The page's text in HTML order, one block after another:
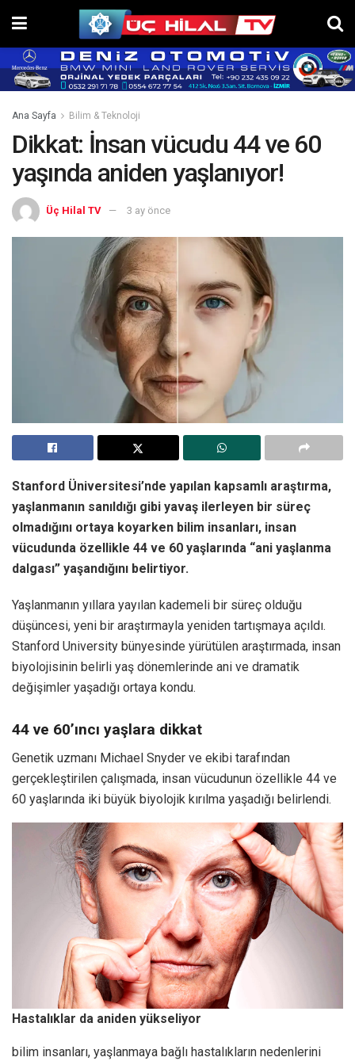
Ana Sayfa Bilim & Teknoloji
Dikkat: İnsan vücudu 44 ve 60
yaşında aniden yaşlanıyor!
Üç Hilal TV 3 ay önce
Stanford Üniversitesi’nde yapılan kapsamlı araştırma,
yaşlanmanın sanıldığı gibi yavaş ilerleyen bir süreç
olmadığını ortaya koyarken bilim insanları, insan
vücudunda özellikle 44 ve 60 yaşlarında “ani yaşlanma
dalgası” yaşandığını belirtiyor.
Yaşlanmanın yıllara yayılan kademeli bir süreç olduğu
düşüncesi, yeni bir araştırmayla yeniden tartışmaya açıldı.
Stanford University bünyesinde yürütülen araştırmada, insan
biyolojisinin belirli yaş dönemlerinde ani ve dramatik
değişimler yaşadığı ortaya kondu.
44 ve 60’ıncı yaşlara dikkat
Genetik uzmanı Michael Snyder ve ekibi tarafından
gerçekleştirilen çalışmada, insan vücudunun özellikle 44 ve
60 yaşlarında iki büyük biyolojik kırılma yaşadığı belirlendi.
Hastalıklar da aniden yükseliyor
bilim insanları, yaşlanmaya bağlı hastalıkların nedenlerini